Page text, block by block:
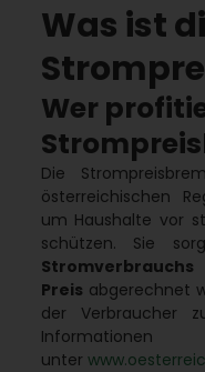
Was ist
Wer
Die
österreichischen
um Haushalte vor
schützen. Sie
Stromverbrauchs
Preis abgerechnet
der Verbraucher
unter